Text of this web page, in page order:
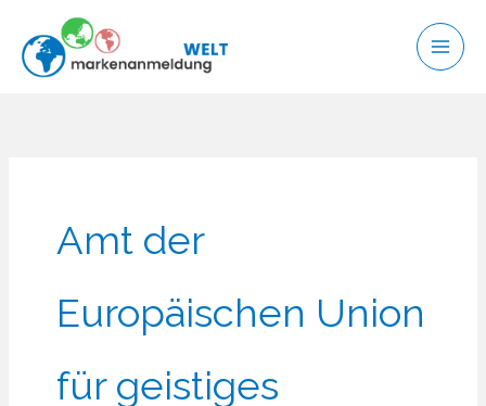
Inhalt
springen
Amt der
Europäischen Union
für geistiges